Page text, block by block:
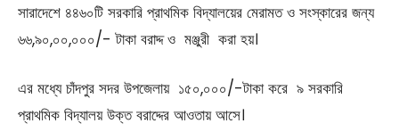
সারাদেশে ৪৪৬০টি সরকারি প্রাথমিক বিদ্যালয়ের মেরামত ও সংস্কারের জন্য
৬৬,৯০,০০,০০০/- টাকা বরাদ্দ ও মঞ্জুরী করা হয়।
এর মধ্যে চাঁদপুর সদর উপজেলায় ১৫০,০০০/-টাকা করে ৯ সরকারি
প্রাথমিক বিদ্যালয় উক্ত বরাদ্দের আওতায় আসে।